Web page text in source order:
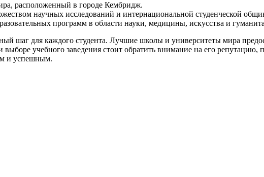
расположенный в городе Кембридж.
научных исследований и интернациональной студенческой
программ в области науки, медицины, искусства и
шаг для каждого студента. Лучшие школы и университеты мира
учебного заведения стоит обратить внимание на его
и успешным.